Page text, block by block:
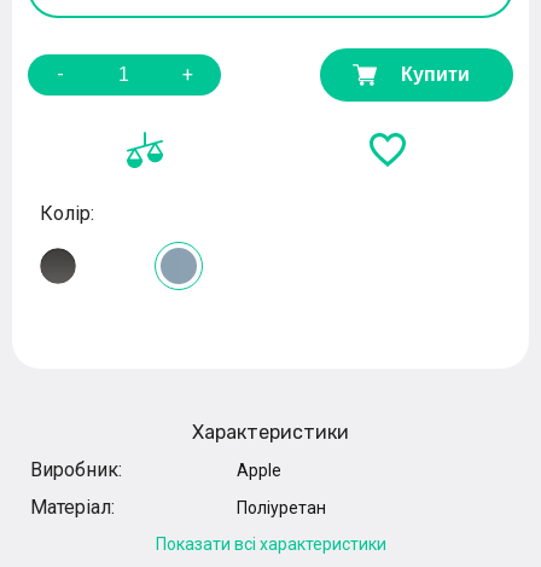
- + Купити
Колір:
Характеристики
Виробник:
Apple
Матеріал:
Поліуретан
Показати всі характеристики